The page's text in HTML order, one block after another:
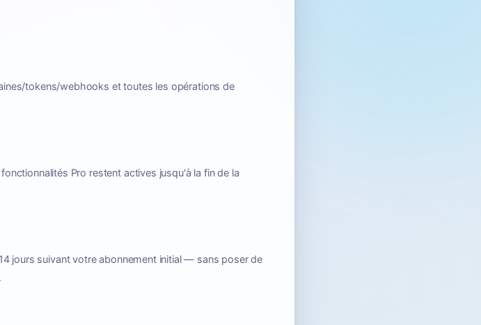
tokens/webhooks et toutes les opérations de
Pro restent actives jusqu'à la fin de la
jours suivant votre abonnement initial — sans poser de